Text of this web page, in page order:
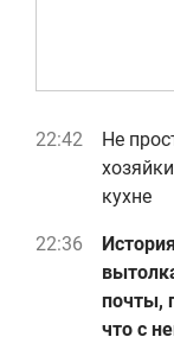
22:42
Не
кухне
22:36
почты,
что с